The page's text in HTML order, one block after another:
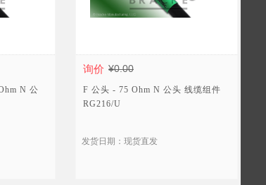
N 公
询价 ¥0.00
F 公头 - 75 Ohm N 公头 线缆组件
RG216/U
发货日期：现货直发